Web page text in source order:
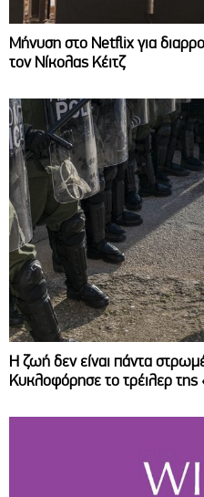
Μήνυση στο Netflix για
τον Νίκολας Κέιτζ
Η ζωή δεν είναι πάντα
Κυκλοφόρησε το τρέιλερ της